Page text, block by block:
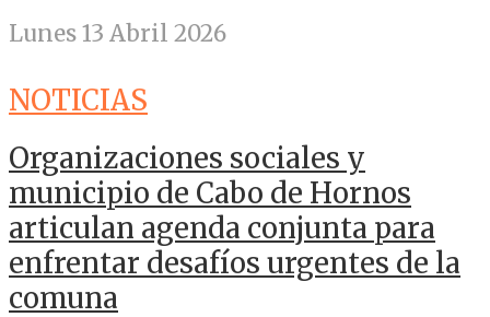
Lunes 13 Abril 2026
NOTICIAS
Organizaciones sociales y
municipio de Cabo de Hornos
articulan agenda conjunta para
enfrentar desafíos urgentes de la
comuna